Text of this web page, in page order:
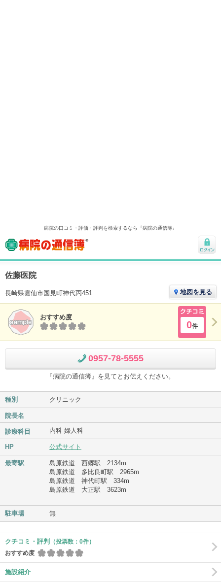
病院の口コミ・評価・評判を検索するなら『病院の通信簿』
病院の通信簿
ログ
佐藤医院
長崎県雲仙市国見町神代丙451 地図を見る
おすすめ度
クチコ
ミ
0件
0957-78-5555
『病院の通信簿』を見てとお伝えください。
種別 クリニック
院長名
診療科目 内科 婦人科
HP 公式サイト
最寄駅
島原鉄道 西郷駅 2134m
島原鉄道 多比良町駅 2965m
島原鉄道 神代町駅 334m
島原鉄道 大正駅 3623m
駐車場 無
クチコミ・評判 （投票数：0件）
おすすめ度
施設紹介